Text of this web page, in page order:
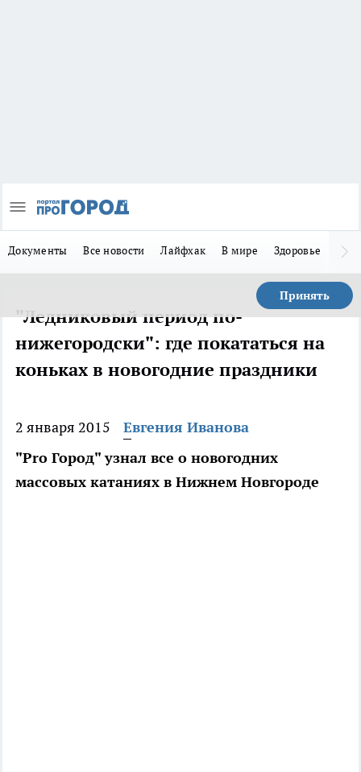
Документы Все новости Лайфхак В мире Здоровье
Принять
"Ледниковый период по-
нижегородски": где покататься на
коньках в новогодние праздники
2 января 2015
Евгения Иванова
"Pro Город" узнал все о новогодних
массовых катаниях в Нижнем Новгороде